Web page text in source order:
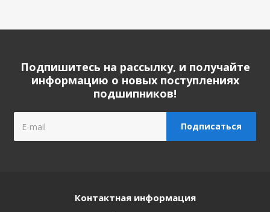
Подпишитесь на рассылку, и получайте
информацию о новых поступлениях
подшипников!
Контактная информация